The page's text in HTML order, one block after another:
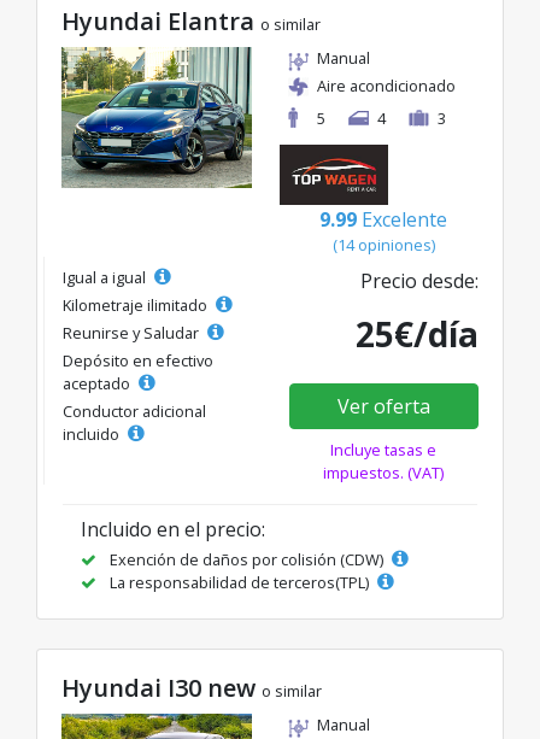
Hyundai Elantra o similar
Manual
Aire acondicionado
5
4 3
9.99 Excelente
(14 opiniones)
Igual a igual
Kilometraje ilimitado
Reunirse y Saludar
Depósito en efectivo
aceptado
Conductor adicional
incluido
Precio desde:
25€/día
Ver oferta
Incluye tasas e
impuestos. (VAT)
Incluido en el precio:
Exención de daños por colisión (CDW)
La responsabilidad de terceros(TPL)
Hyundai I30 new o similar
Manual